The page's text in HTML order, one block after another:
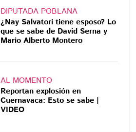
DIPUTADA POBLANA
¿Nay Salvatori tiene esposo? Lo
que se sabe de David Serna y
Mario Alberto Montero
AL MOMENTO
Reportan explosión en
Cuernavaca: Esto se sabe |
VIDEO